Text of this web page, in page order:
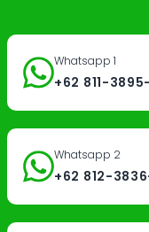
Whatsapp 1
+62 811-
Whatsapp 2
+62 812-